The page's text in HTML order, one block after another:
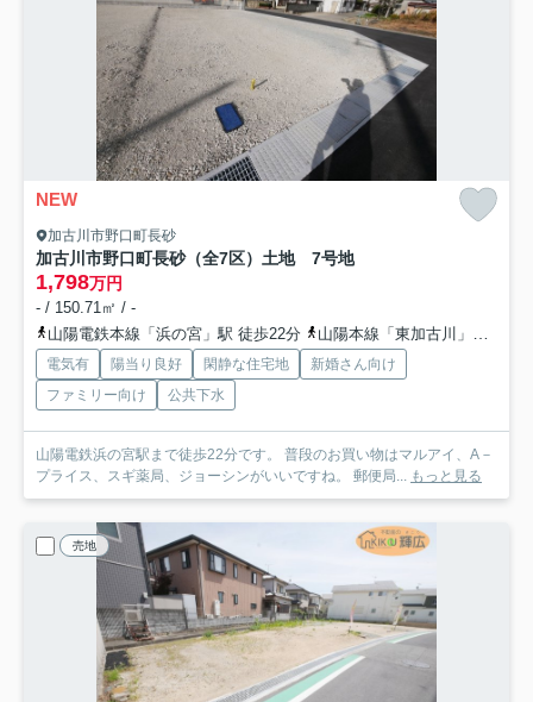
NEW
加古川市野口町長砂
加古川市野口町長砂（全7区）土地 7号地
1,798万円
- / 150.71㎡ / -
山陽電鉄本線「浜の宮」駅 徒歩22分
山陽本線「東加古川」駅 徒歩37分
電気有 陽当り良好 閑静な住宅地
新婚さん向け
ファミリー向け
公共下水
山陽電鉄浜の宮駅まで徒歩22分です。 普段のお買い物はマルアイ、A－
プライス、スギ薬局、ジョーシンがいいですね。 郵便局...
もっと見る
売地